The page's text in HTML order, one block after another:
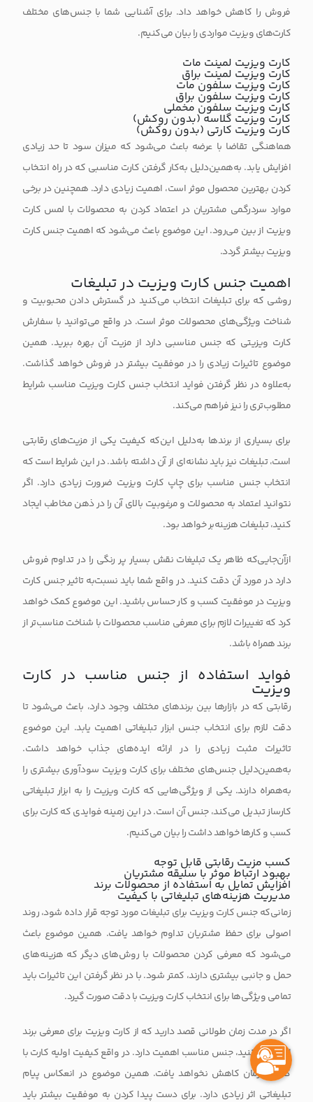
فروش را کاهش خواهد داد. برای آشنایی شما با جنس‌های مختلف
کارت‌های ویزیت مواردی را بیان می‌کنیم.
کارت ویزیت لمینت مات
کارت ویزیت لمینت براق
کارت ویزیت سلفون مات
کارت ویزیت سلفون براق
کارت ویزیت سلفون مخملی
کارت ویزیت گلاسه(بدون روکش)
کارت ویزیت کارتی (بدون روکش)
هماهنگی تقاضا با عرضه باعث می‌شود که میزان سود تا حد زیادی
افزایش یابد. به‌همین‌دلیل به‌کار گرفتن کارت مناسبی که در راه انتخاب
کردن بهترین محصول موثر است، اهمیت زیادی دارد. همچنین در برخی
موارد سردرگمی مشتریان در اعتماد کردن به محصولات با لمس کارت
ویزیت از بین می‌رود. این موضوع باعث می‌شود که اهمیت جنس کارت
ویزیتبیشتر گردد.
اهمیت جنس کارت ویزیت در تبلیغات
روشی که برای تبلیغات انتخاب می‌کنید در گسترش دادن محبوبیت و
شناخت ویژگی‌های محصولات موثر است. در واقع می‌توانید با سفارش
کارت ویزیتی که جنس مناسبی دارد از مزیت آن بهره ببرید. همین
موضوع تاثیرات زیادی را در موفقیت بیشتر در فروش خواهد گذاشت.
به‌علاوه در نظر گرفتن فواید انتخاب جنس کارت ویزیت مناسب شرایط
مطلوب‌تری را نیز فراهم می‌کند.
برای بسیاری از برندها به‌دلیل این‌که کیفیت یکی از مزیت‌های رقابتی
است، تبلیغات نیز باید نشانه‌ای از آن داشته باشد. در این شرایط است که
انتخاب جنس مناسب برای چاپ کارت ویزیت ضرورت زیادی دارد. اگر
نتوانید اعتماد به محصولات و مرغوبیت بالای آن ‌را در ذهن مخاطب ایجاد
کنید، تبلیغات هزینه‌بر خواهد بود.
ازآن‌جایی‌که ظاهر یک تبلیغات نقش بسیار پر رنگی را در تداوم فروش
دارد در مورد آن دقت کنید. در واقع شما باید نسبت‌بهتاثیر جنس کارت
ویزیت در موفقیت کسب و کارحساس باشید. این موضوع کمک خواهد
کرد که تغییرات لازم برای معرفی مناسب محصولات با شناخت مناسب‌تر از
برند همراه باشد.
فواید استفاده از جنس مناسب در کارت
ویزیت
رقابتی که در بازارها بین برندهای مختلف وجود دارد، باعث می‌شود تا
دقت لازم برای انتخاب جنس ابزار تبلیغاتی اهمیت یابد. این موضوع
تاثیرات مثبت زیادی را در ارائه ایده‌های جذاب خواهد داشت.
به‌همین‌دلیل جنس‌های مختلف برای کارت ویزیت سودآوری بیشتری را
به‌همراه دارند. یکی از ویژگی‌هایی که کارت ویزیت را به ابزار تبلیغاتی
کارساز تبدیل می‌کند، جنس آن است. در این زمینه فوایدی که کارت برای
کسب و کارها خواهد داشت را بیان می‌کنیم.
کسب مزیت رقابتی قابل توجه
بهبود ارتباط موثر با سلیقه مشتریان
افزایش تمایل به استفاده از محصولات برند
مدیریت هزینه‌های تبلیغاتی با کیفیت
زمانی‌کهجنس کارت ویزیت برای تبلیغات مورد توجه قرار داده شود، روند
اصولی برای حفظ مشتریان تداوم خواهد یافت. همین موضوع باعث
می‌شود که معرفی کردن محصولات با روش‌های دیگر که هزینه‌های
حمل و جانبی بیشتری دارند، کمتر شود. با در نظر گرفتن این تاثیرات باید
تمامی ویژگی‌ها برای انتخاب کارت ویزیت با دقت صورت گیرد.
اگر در مدت زمان طولانی قصد دارید که از کارت ویزیت برای معرفی برند
استفاده کنید، جنس مناسب اهمیت دارد. در واقع کیفیت اولیه کارت با
گذشت زمان کاهش نخواهد یافت. همین موضوع در انعکاس پیام
تبلیغاتی اثر زیادی دارد. برای دست پیدا کردن به موفقیت بیشتر باید